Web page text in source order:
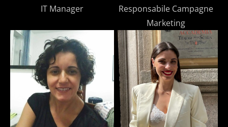
IT Manager
Responsabile Campagne
Marketing